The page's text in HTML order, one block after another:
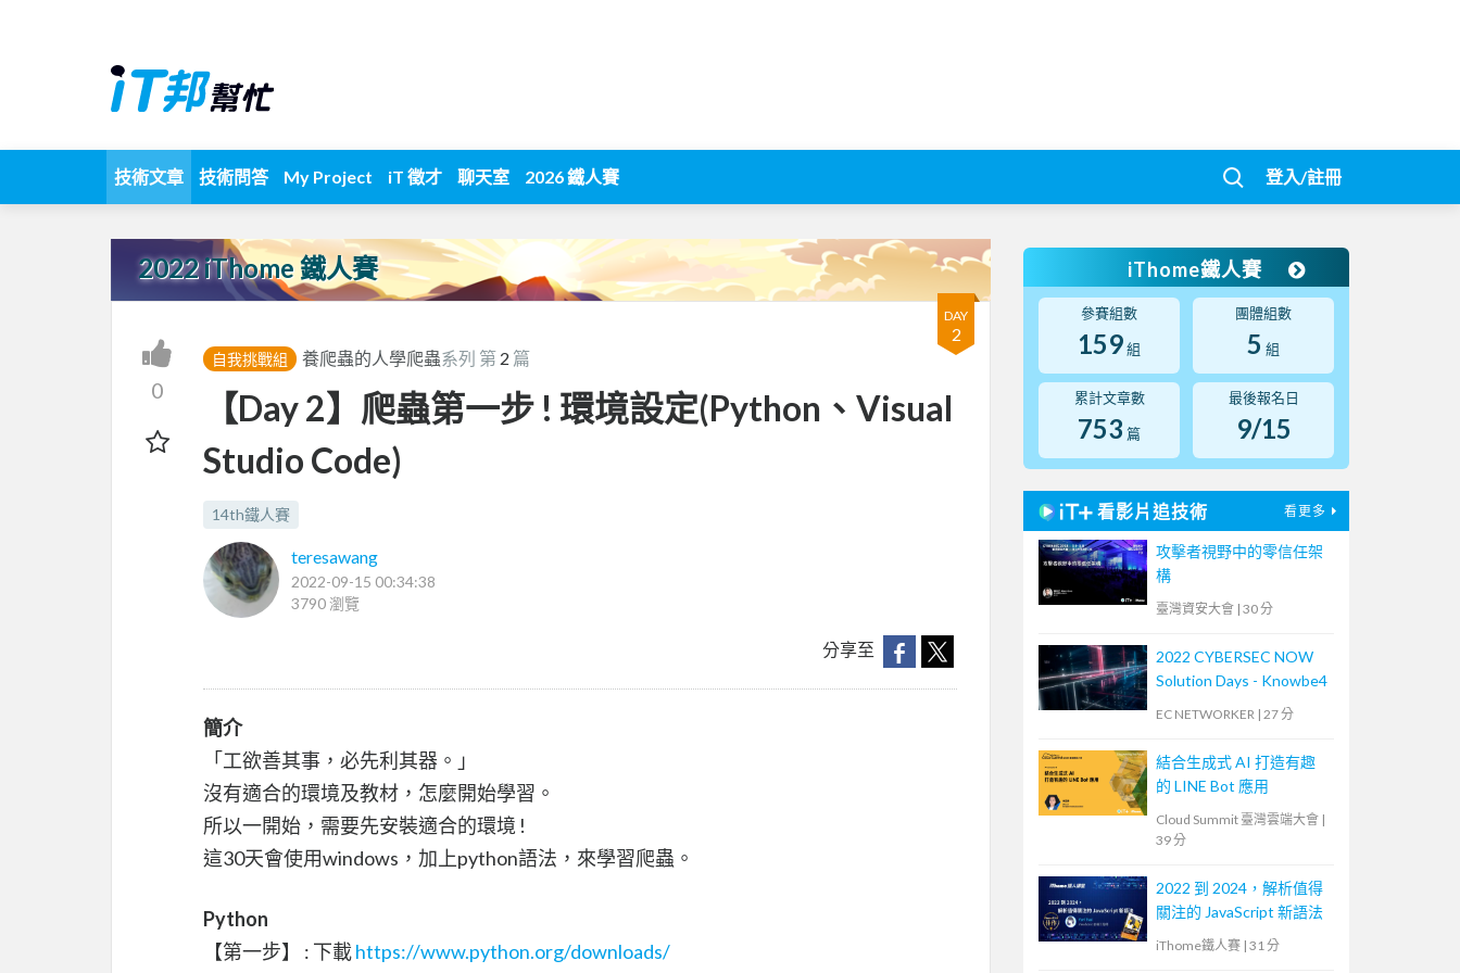
技術文章 技術問答 My Project iT 徵才 聊天室 2026 鐵人賽 登入/註冊
2022 iThome 鐵人賽
DAY
2
0
自我挑戰組 養爬蟲的人學爬蟲系列 第 2 篇
【Day 2】爬蟲第一步 ! 環境設定(Python、Visual
Studio Code)
14th鐵人賽
teresawang
2022-09-15 00:34:38
3790 瀏覽
分享至
簡介
「工欲善其事，必先利其器。」
沒有適合的環境及教材，怎麼開始學習。
所以一開始，需要先安裝適合的環境 !
這30天會使用windows，加上python語法，來學習爬蟲。
Python
【第一步】 : 下載https://www.python.org/downloads/
iThome鐵人賽
參賽組數
159組
團體組數
5 組
累計文章數
753 篇
最後報名日
9/15
看影片追技術 看更多
攻擊者視野中的零信任架
構
臺灣資安大會 | 30 分
2022 CYBERSEC NOW
Solution Days - Knowbe4
EC NETWORKER | 27 分
結合生成式 AI 打造有趣
的 LINE Bot 應用
Cloud Summit 臺灣雲端大會 |
39 分
2022 到 2024，解析值得
關注的 JavaScript 新語法
iThome鐵人賽 | 31 分